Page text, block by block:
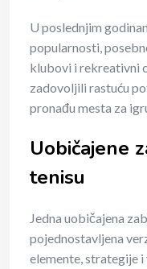
U poslednjim
popularnosti,
klubovi i rekreativni
zadovoljili rastuću
pronađu mesta za
Uobičajene
tenisu
Jedna uobičajena
pojednostavljena
elemente, strategije